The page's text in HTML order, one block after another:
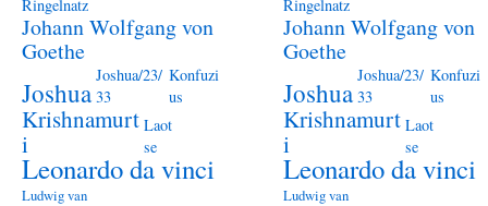
Ringelnatz
Johann Wolfgang von
Goethe
Joshua
Joshua/23/
33
Konfuzi
us
Krishnamurt
i
Laot
se
Leonardo da vinci
Ludwig van
Ringelnatz
Johann Wolfgang von
Goethe
Joshua
Joshua/23/
33
Konfuzi
us
Krishnamurt
i
Laot
se
Leonardo da vinci
Ludwig van